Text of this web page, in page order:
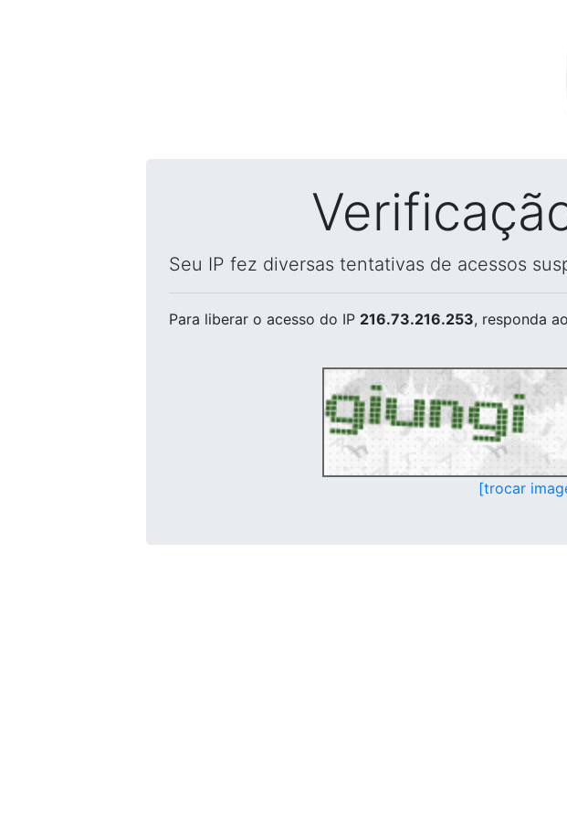
Seu IP fez diversas tentativas de acessos
Para liberar o acesso do IP 216.73.216.253, responda
[trocar